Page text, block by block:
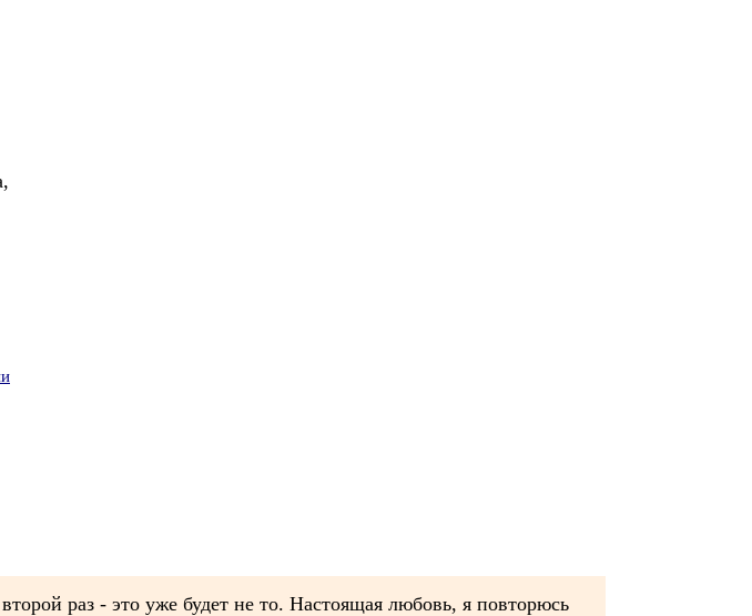
раз - это уже будет не то. Настоящая любовь, я повторюсь